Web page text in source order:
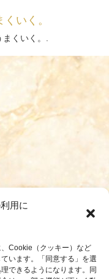
用に
Cookie（クッキー）など
います。「同意する」を選
できるようになります。同
いく。
くいく。.